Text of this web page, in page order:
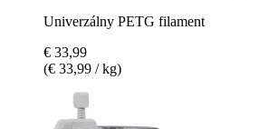
Univerzálny PETG filament
€ 33,99
(€ 33,99 / kg)